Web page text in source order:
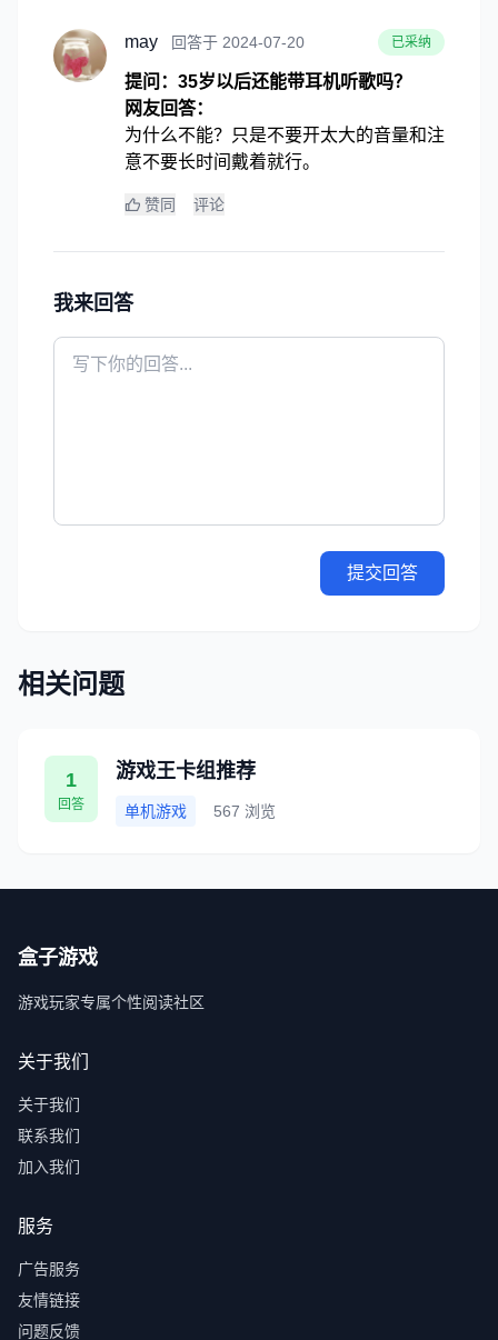
may 回答于 2024-07-20 已采纳
提问：35岁以后还能带耳机听歌吗？
网友回答：
为什么不能？只是不要开太大的音量和注
意不要长时间戴着就行。
赞同 评论
我来回答
提交回答
相关问题
1
回答
游戏王卡组推荐
单机游戏 567 浏览
盒子游戏
游戏玩家专属个性阅读社区
关于我们
关于我们
联系我们
加入我们
服务
广告服务
友情链接
问题反馈